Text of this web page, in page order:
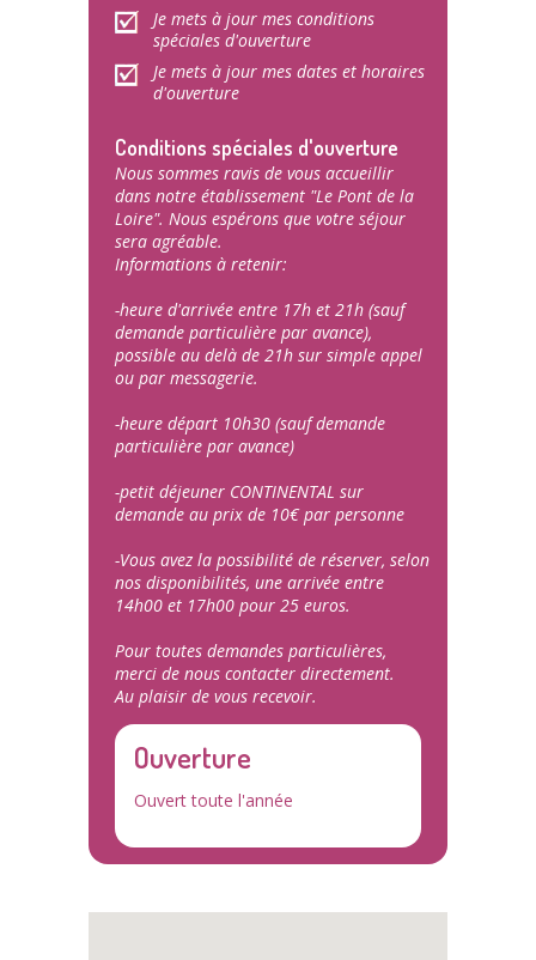
Je mets à jour mes conditions
spéciales d'ouverture
Je mets à jour mes dates et horaires
d'ouverture
Conditions spéciales d'ouverture
Nous sommes ravis de vous accueillir
dans notre établissement "Le Pont de la
Loire". Nous espérons que votre séjour
sera agréable.
Informations à retenir:
-heure d'arrivée entre 17h et 21h (sauf
demande particulière par avance),
possible au delà de 21h sur simple appel
ou par messagerie.
-heure départ 10h30 (sauf demande
particulière par avance)
-petit déjeuner CONTINENTAL sur
demande au prix de 10€ par personne
-Vous avez la possibilité de réserver, selon
nos disponibilités, une arrivée entre
14h00 et 17h00 pour 25 euros.
Pour toutes demandes particulières,
merci de nous contacter directement.
Au plaisir de vous recevoir.
Ouverture
Ouvert toute l'année